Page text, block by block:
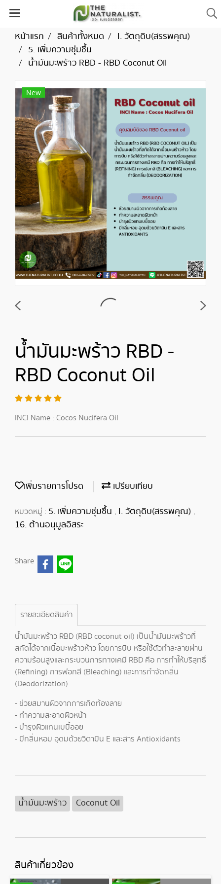
หน้าแรก สินค้าทั้งหมด
I. วัตถุดิบ(สรรพคุณ)
5. เพิ่มความชุ่มชื้น
น้ำมันมะพร้าว RBD - RBD Coconut Oil
New
น้ำมันมะพร้าว RBD -
RBD Coconut Oil
INCI Name : Cocos Nucifera Oil
เพิ่มรายการโปรด เปรียบเทียบ
หมวดหมู่ : 5. เพิ่มความชุ่มชื้น , I. วัตถุดิบ(สรรพคุณ) ,
16. ต้านอนุมูลอิสระ
Share
รายละเอียดสินค้า
น้ำมันมะพร้าว RBD (RBD coconut oil) เป็นน้ำมันมะพร้าวที่
สกัดได้จากเนื้อมะพร้าวห้าว โดยการบีบ หรือใช้ตัวทำละลายผ่าน
ความร้อนสูงและกระบวนการทางเคมี RBD คือ การทำให้บริสุทธิ์
(Refining) การฟอกสี (Bleaching) และการกำจัดกลิ่น
(Deodorization)
- ช่วยสมานผิวจากการเกิดท้องลาย
- ทำความสะอาดผิวหน้า
- บำรุงผิวแทนเบบี้ออย
- มีกลิ่นหอม อุดมด้วยวิตามิน E และสาร Antioxidants
น้ำมันมะพร้าว Coconut Oil
สินค้าเกี่ยวข้อง